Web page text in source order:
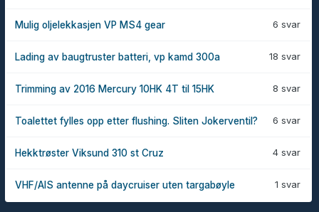
6 svar
Mulig oljelekkasjen VP MS4 gear
18 svar
Lading av baugtruster batteri, vp kamd 300a
8 svar
Trimming av 2016 Mercury 10HK 4T til 15HK
6 svar
Toalettet fylles opp etter flushing. Sliten Jokerventil?
4 svar
Hekktrøster Viksund 310 st Cruz
1 svar
VHF/AIS antenne på daycruiser uten targabøyle